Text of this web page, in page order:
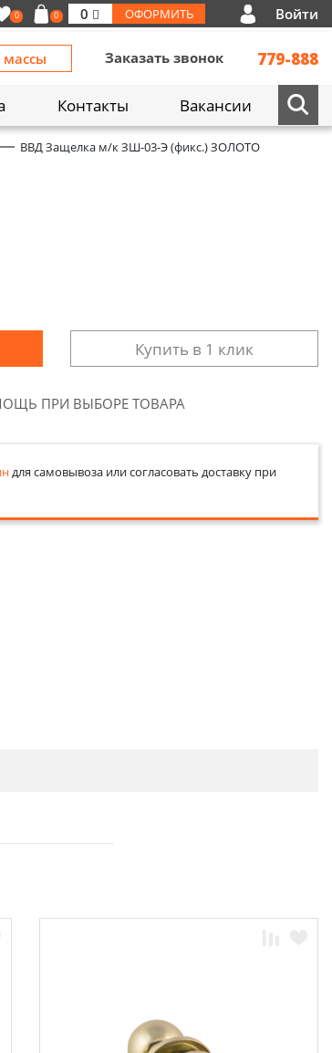
0 0 0 ОФОРМИТЬ Войти
массы Заказать звонок 779-888
Контакты Вакансии
ВВД Защелка м/к ЗШ-03-Э (фикс.) ЗОЛОТО
Купить в 1 клик
ПРИ ВЫБОРЕ ТОВАРА
для самовывоза или согласовать доставку при